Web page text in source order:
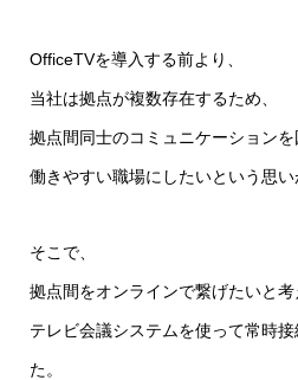
OfficeTVを導入する前より、
当社は拠点が複数存在するため、
拠点間同士のコミュニケーションを
働きやすい職場にしたいという思い
そこで、
拠点間をオンラインで繋げたいと考
テレビ会議システムを使って常時
た。